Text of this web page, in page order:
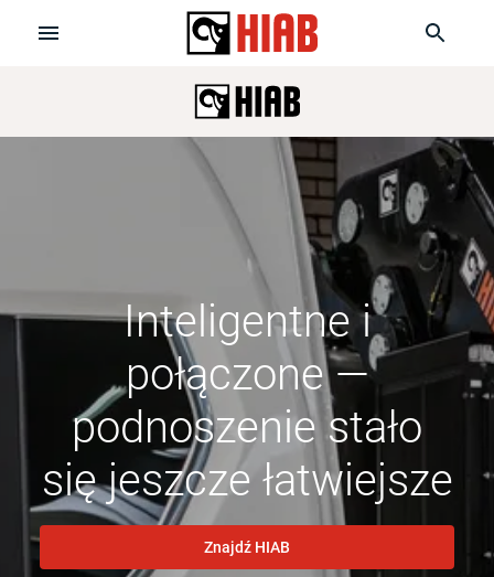
Inteligentne i
połączone —
podnoszenie stało
się jeszcze łatwiejsze
Znajdź HIAB